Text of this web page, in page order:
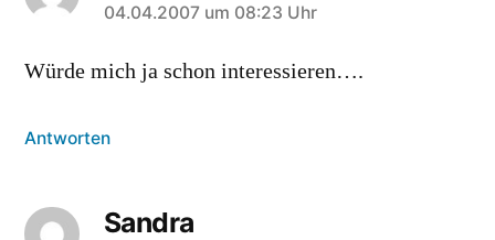
sagt:
04.04.2007 um 08:23 Uhr
Würde mich ja schon interessieren….
Antworten
Sandra